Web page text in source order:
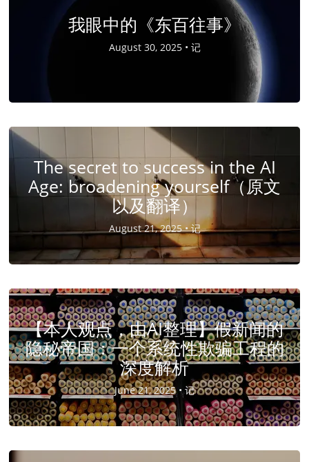
我眼中的《东百往事》
August 30, 2025 • 记
The secret to success in the AI
Age: broadening yourself（原文
以及翻译）
August 21, 2025 •记
【本人观点，由AI整理】假新闻的
隐秘帝国：一个系统性欺骗工程的
深度解析
June 21, 2025 •记